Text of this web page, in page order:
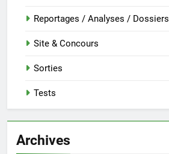
Reportages / Analyses / Dossiers
Site & Concours
Sorties
Tests
Archives